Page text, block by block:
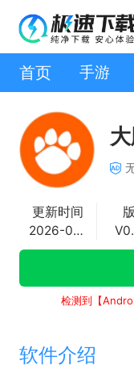
首页 手游
更新时间
2026-06-23
检测到【
软件介绍